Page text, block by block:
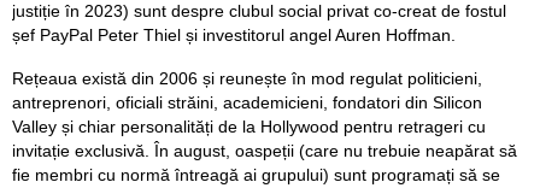
justiție în 2023) sunt despre clubul social privat co-creat de fostul
șef PayPal Peter Thiel și investitorul angel Auren Hoffman.
Rețeaua există din 2006 și reunește în mod regulat politicieni,
antreprenori, oficiali străini, academicieni, fondatori din Silicon
Valley și chiar personalități de la Hollywood pentru retrageri cu
invitație exclusivă. În august, oaspeții (care nu trebuie neapărat să
fie membri cu normă întreagă ai grupului) sunt programați să se